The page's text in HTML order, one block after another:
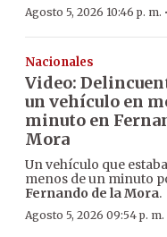
Agosto 5, 2026 10:46 p. m.
Nacionales
Video:
un vehículo en
minuto en
Mora
Un vehículo que
menos de un minuto
Fernando de la Mora.
Agosto 5, 2026 09:54 p. m.